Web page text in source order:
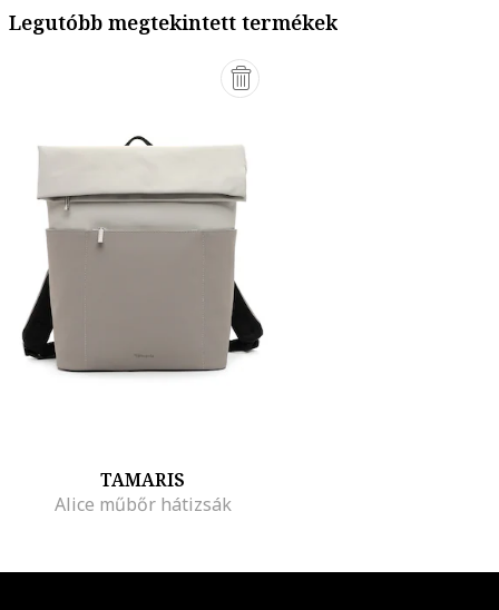
Legutóbb megtekintett termékek
TAMARIS
Alice műbőr hátizsák